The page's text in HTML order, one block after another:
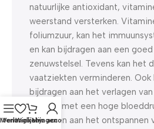
natuurlijke antioxidant,
weerstand versterken.
foliumzuur, kan het
en kan bijdragen aan een
zenuwstelsel. Tevens kan het
vaatziekten verminderen. Ook
bijdragen aan het verlagen
honden met een hoge
bijdragen aan het ontspannen
Menu
Verlanglijst
Winkelwagen
Mijn account